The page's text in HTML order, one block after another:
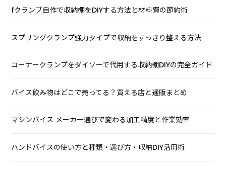
fクランプ自作で収納棚をDIYする方法と材料費の節約術
スプリングクランプ強力タイプで収納をすっきり整える方法
コーナークランプをダイソーで代用する収納棚DIYの完全ガイド
バイス飲み物はどこで売ってる？買える店と通販まとめ
マシンバイス メーカー選びで変わる加工精度と作業効率
ハンドバイスの使い方と種類・選び方・収納DIY活用術